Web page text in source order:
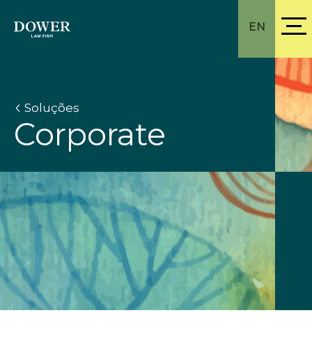
EN
Soluções
Corporate